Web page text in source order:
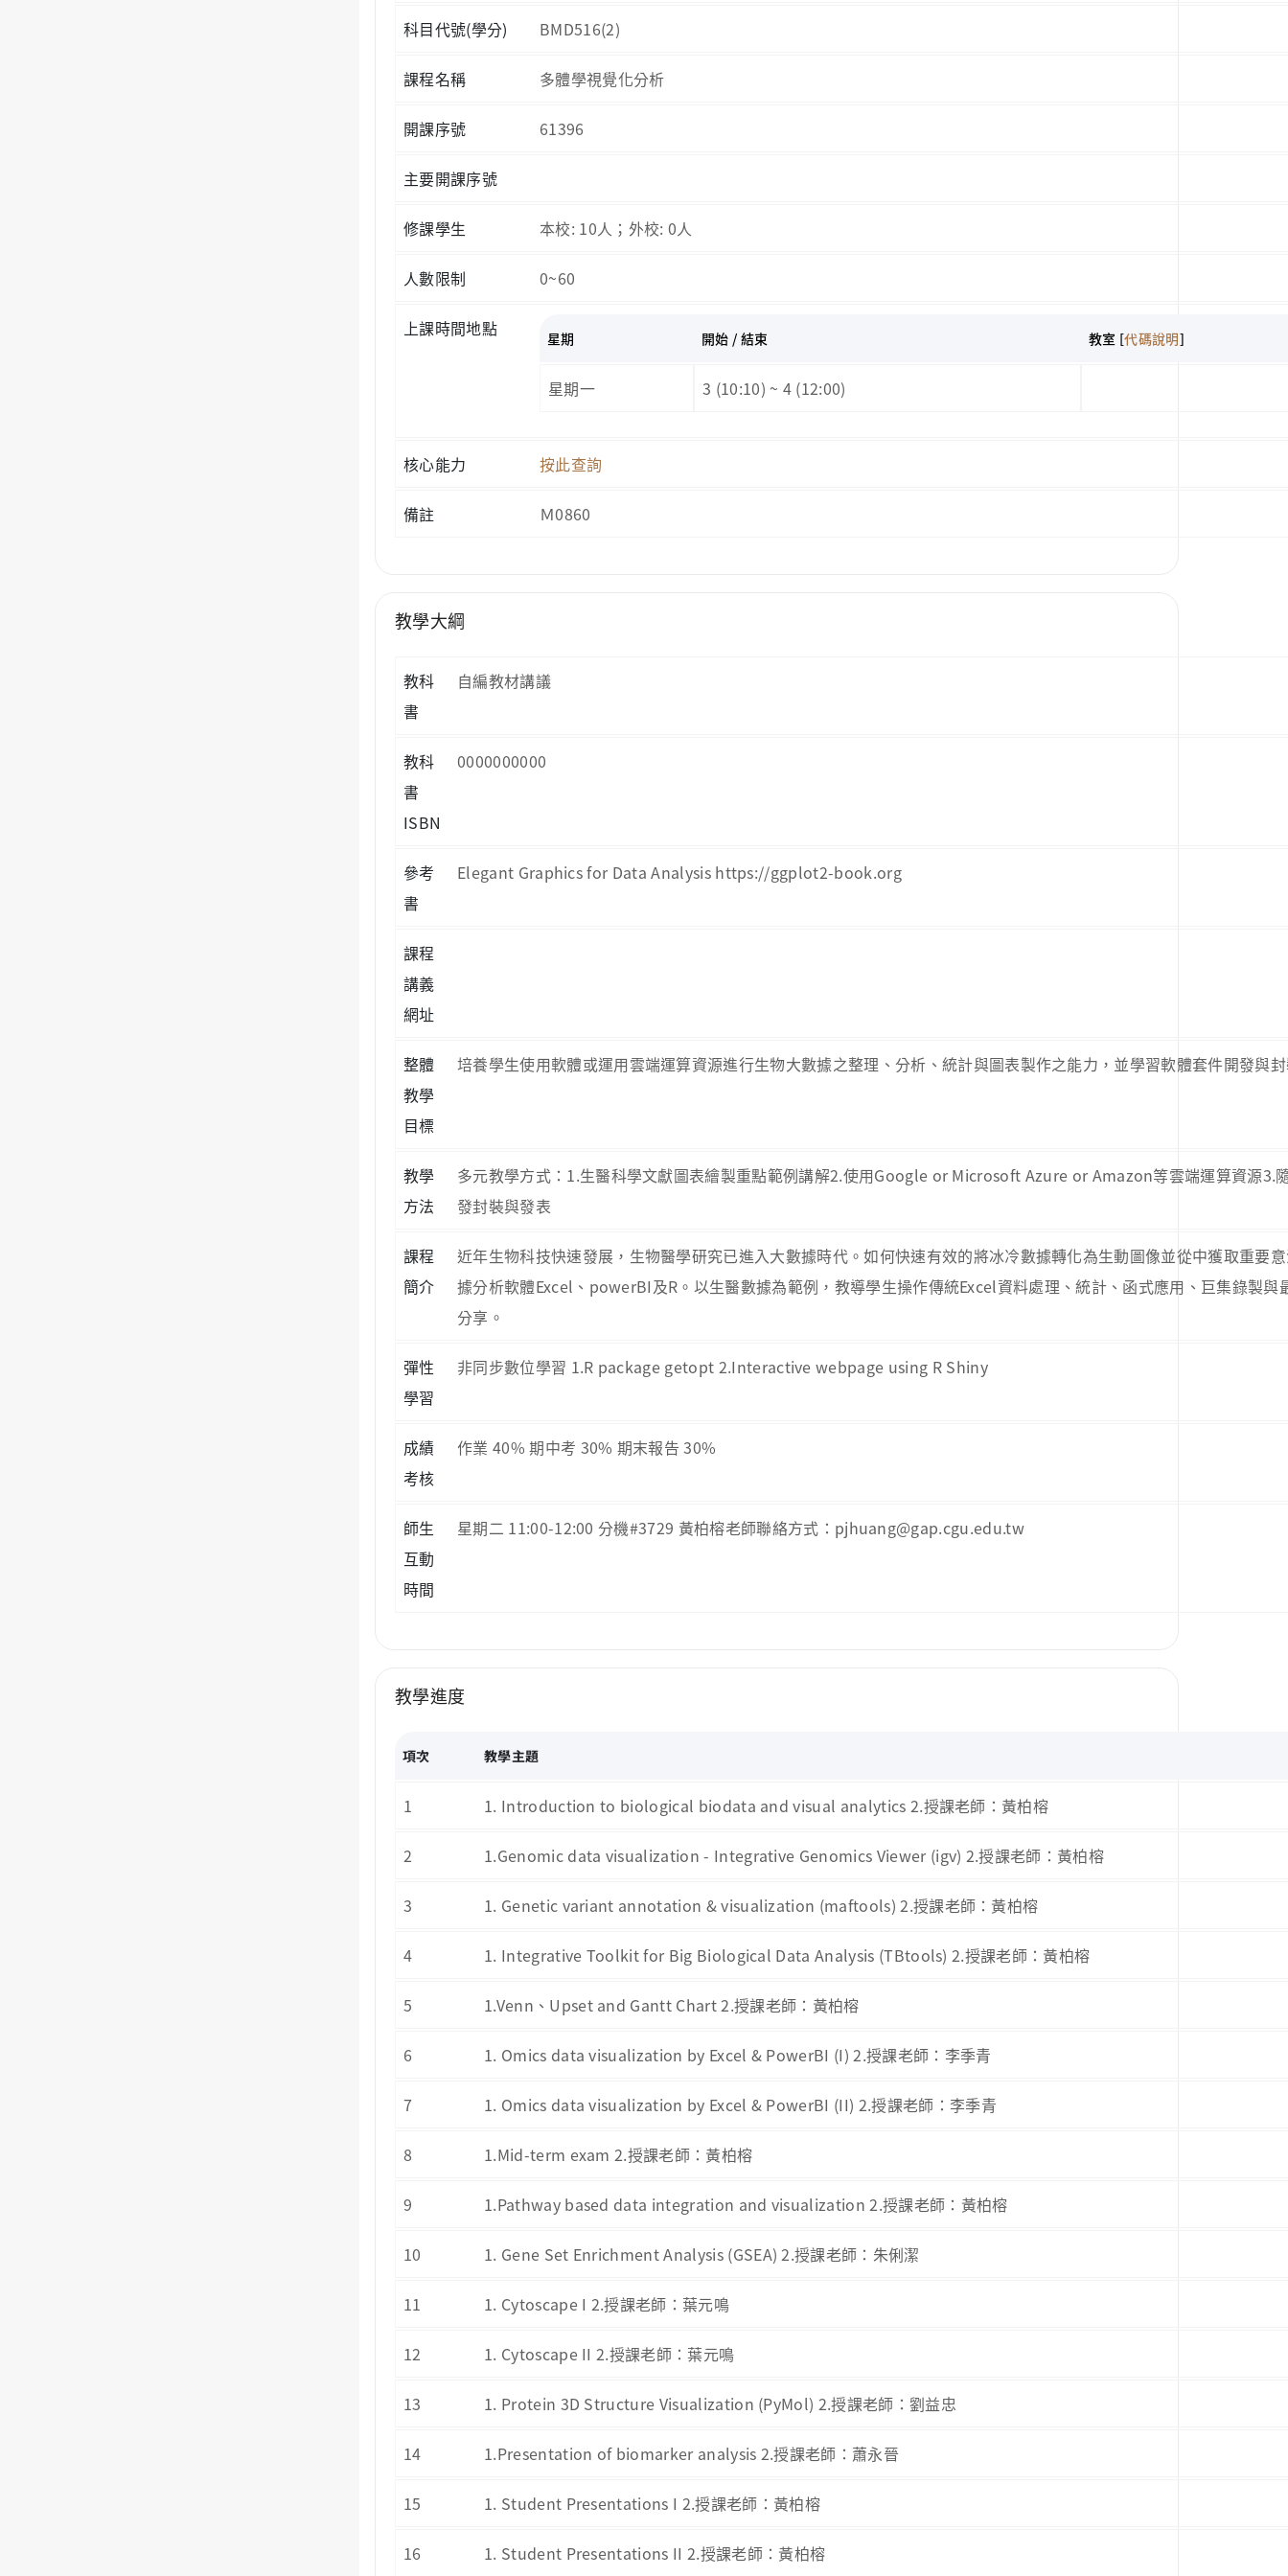
科目代號(學分) BMD516(2)
課程名稱 多體學視覺化分析
開課序號 61396
主要開課序號
修課學生 本校: 10人；外校: 0人
人數限制 0~60
上課時間地點 星期 開始 / 結束 教室 [代碼說明]
星期一 3 (10:10) ~ 4 (12:00)
核心能力 按此查詢
備註 Ｍ0860
教學大綱
教科
書
自編教材講議
教科
書
ISBN
0000000000
參考
書
Elegant Graphics for Data Analysis https://ggplot2-book.org
課程
講義
網址
整體
教學
目標
培養學生使用軟體或運用雲端運算資源進行生物大數據之整理、分析、統計與圖表製作之能力，並學習軟體套件開發與
教學
方法
多元教學方式：1.生醫科學文獻圖表繪製重點範例講解2.使用Google or Microsoft Azure or Amazon等雲端運算資源3.
發封裝與發表
課程
簡介
近年生物科技快速發展，生物醫學研究已進入大數據時代。如何快速有效的將冰冷數據轉化為生動圖像並從中獲取重要
據分析軟體Excel、powerBI及R。以生醫數據為範例，教導學生操作傳統Excel資料處理、統計、函式應用、巨集錄製
分享。
彈性
學習
非同步數位學習 1.R package getopt 2.Interactive webpage using R Shiny
成績
考核
作業 40% 期中考 30% 期末報告 30%
師生
互動
時間
星期二 11:00-12:00 分機#3729 黃柏榕老師聯絡方式：pjhuang@gap.cgu.edu.tw
教學進度
項次 教學主題
1 1. Introduction to biological biodata and visual analytics 2.授課老師：黃柏榕
2 1.Genomic data visualization - Integrative Genomics Viewer (igv) 2.授課老師：黃柏榕
3 1. Genetic variant annotation & visualization (maftools) 2.授課老師：黃柏榕
4 1. Integrative Toolkit for Big Biological Data Analysis (TBtools) 2.授課老師：黃柏榕
5 1.Venn、Upset and Gantt Chart 2.授課老師：黃柏榕
6 1. Omics data visualization by Excel & PowerBI (I) 2.授課老師：李季青
7 1. Omics data visualization by Excel & PowerBI (II) 2.授課老師：李季青
8 1.Mid-term exam 2.授課老師：黃柏榕
9 1.Pathway based data integration and visualization 2.授課老師：黃柏榕
10 1. Gene Set Enrichment Analysis (GSEA) 2.授課老師：朱俐潔
11 1. Cytoscape I 2.授課老師：葉元鳴
12 1. Cytoscape II 2.授課老師：葉元鳴
13 1. Protein 3D Structure Visualization (PyMol) 2.授課老師：劉益忠
14 1.Presentation of biomarker analysis 2.授課老師：蕭永晉
15 1. Student Presentations I 2.授課老師：黃柏榕
16 1. Student Presentations II 2.授課老師：黃柏榕